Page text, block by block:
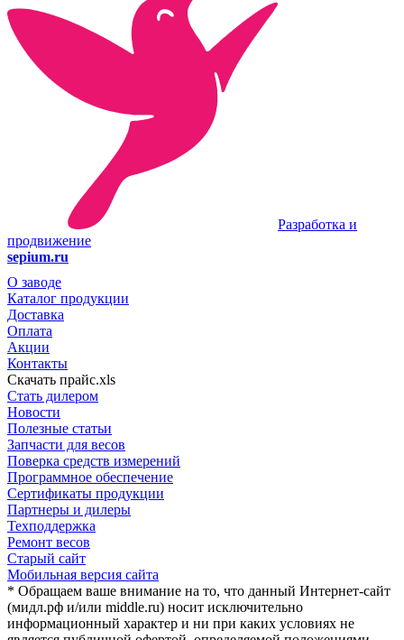
Разработка и
продвижение
sepium.ru
О заводе
Каталог продукции
Доставка
Оплата
Акции
Контакты
Скачать прайс.xls
Стать дилером
Новости
Полезные статьи
Запчасти для весов
Поверка средств измерений
Программное обеспечение
Сертификаты продукции
Партнеры и дилеры
Техподдержка
Ремонт весов
Старый сайт
Мобильная версия сайта
* Обращаем ваше внимание на то, что данный Интернет-сайт
(мидл.рф и/или middle.ru) носит исключительно
информационный характер и ни при каких условиях не